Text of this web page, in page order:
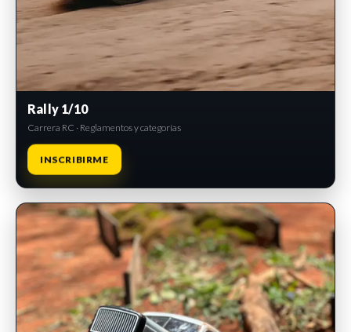
Rally 1/10
Carrera RC · Reglamentos y categorías
INSCRIBIRME
INSCRIPCIONES ABIERTAS